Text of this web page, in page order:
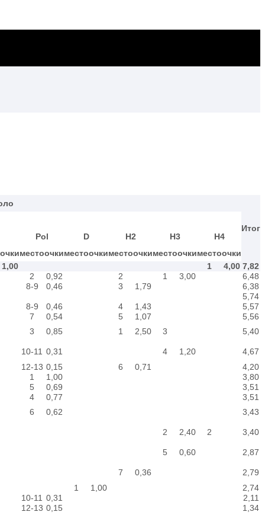
Итог
Pol
D H2 Н3
Н4
очкиместоочкиместоочкиместоочкиместоочкиместоочки
1,00
1 4,00 7,82
2
0,92 2 1 3,00
6,48
8-9
0,46 3 1,79
6,38
5,74
8-9
0,46 4 1,43
5,57
7
0,54 5 1,07
5,56
3
0,85 1 2,50 3 5,40
10-11 0,31 4 1,20
4,67
12-13 0,15 6 0,71
4,20
1
1,00
3,80
5
0,69
3,51
4
0,77
3,51
6
0,62 3,43
2 2,40 2 3,40
5 0,60 2,87
7 0,36
2,79
1
1,00
2,74
10-11 0,31
2,11
12-13 0,15 1,34